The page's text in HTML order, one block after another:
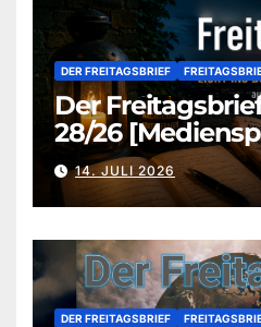
DER FREITAGSBRIEF
Der
28/26
aufklaerung-
14. JULI 2026
DER FREITAGSBRIEF